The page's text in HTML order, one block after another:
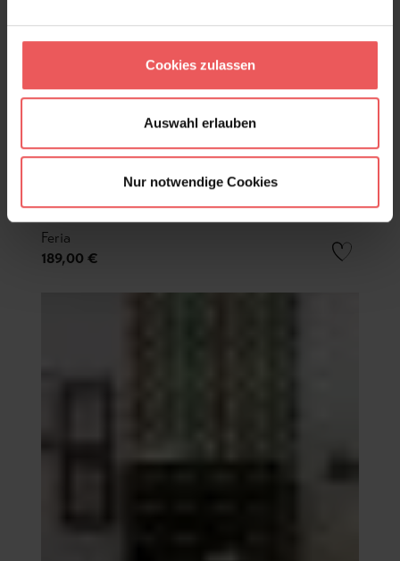
Cookies zulassen
Auswahl erlauben
Nur notwendige Cookies
Feria
189,00 €